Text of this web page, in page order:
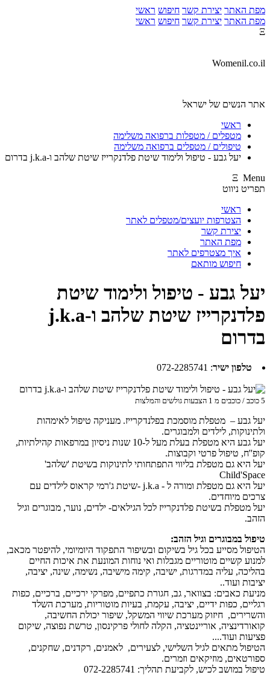
מפת האתר יצירת קשר חיפוש ראשי
מפת האתר יצירת קשר חיפוש ראשי
Ξ
Womenil.co.il
אתר הנשים של ישראל
ראשי
מטפלים / מטפלות ברפואה משלימה
טיפולים / מטפלים ברפואה משלימה
יעל גבע - טיפול ולימוד שיטת פלדנקרייז שיטת שלהב ו-j.k.a בדרום
Ξ Menu
תפריט ניווט
ראשי
הצטרפות יועצים/מטפלים לאתר
יצירת קשר
מפת האתר
איך מצטרפים לאתר
חיפוש מותאם
יעל גבע - טיפול ולימוד שיטת
פלדנקרייז שיטת שלהב ו-j.k.a
בדרום
טלפון ישיר:
072-2285741
5 כוכב / כוכבים מ 1 הצבעות גולשים והמלצות
יעל גבע – מטפלת מוסמכת בפלנדקרייז. מעניקה טיפול לאימהות
ולתינוקות, לילדים ולמבוגרים.
יעל גבע היא מטפלת בעלת מעל ל-10 שנות ניסיון במרפאות קהילתיות,
קופ''ח, טיפול פרטי וקבוצות.
יעל היא גם מטפלת בליווי התפתחותי לתינוקות בשיטת 'שלהב'
Child'Space
יעל היא גם מטפלת ומורה ל - j.k.a -שיטת ג'רמי קראוס לילדים עם
צרכים מיוחדים.
יעל מטפלת בשיטת פלדנקרייז לכל הגילאים- ילדים, נוער, מבוגרים וגיל
הזהב.
טיפול במבוגרים וגיל הזהב:
הטיפול מסייע בכל גיל בשיקום ובשיפור התפקוד היומיומי, להיפטר מכאב,
למנוע קשיים מוטוריים מגבלות ואי נוחות המונעת את איכות החיים
בהליכה, עליה במדרגות, ישיבה, קימה מישיבה, נשימה, שינה, יציבה,
יציבות ועוד..
מניעת כאבים: בצוואר, גב, חגורת כתפיים, מפרקי ירכיים, ברכיים, כפות
רגליים, כפות ידיים, יציבה, עקמת, בעיות מוטוריות, מערכת השלד
והשרירים, חיזוק מערכת שיווי המשקל, שיפור יכולת החשיבה,
קואורדינציה, אוריינטציה, הקלה לחולי פרקינסון, טרשת נפוצה, שיקום
פציעות ועוד....
הטיפול מתאים לגיל השלישי, לצעירים, לאמנים, רקדנים, שחקנים,
ספורטאים, מוזיקאים וזמרים.
טיפול במושב לכיש, לקביעת תהליך: 072-2285741